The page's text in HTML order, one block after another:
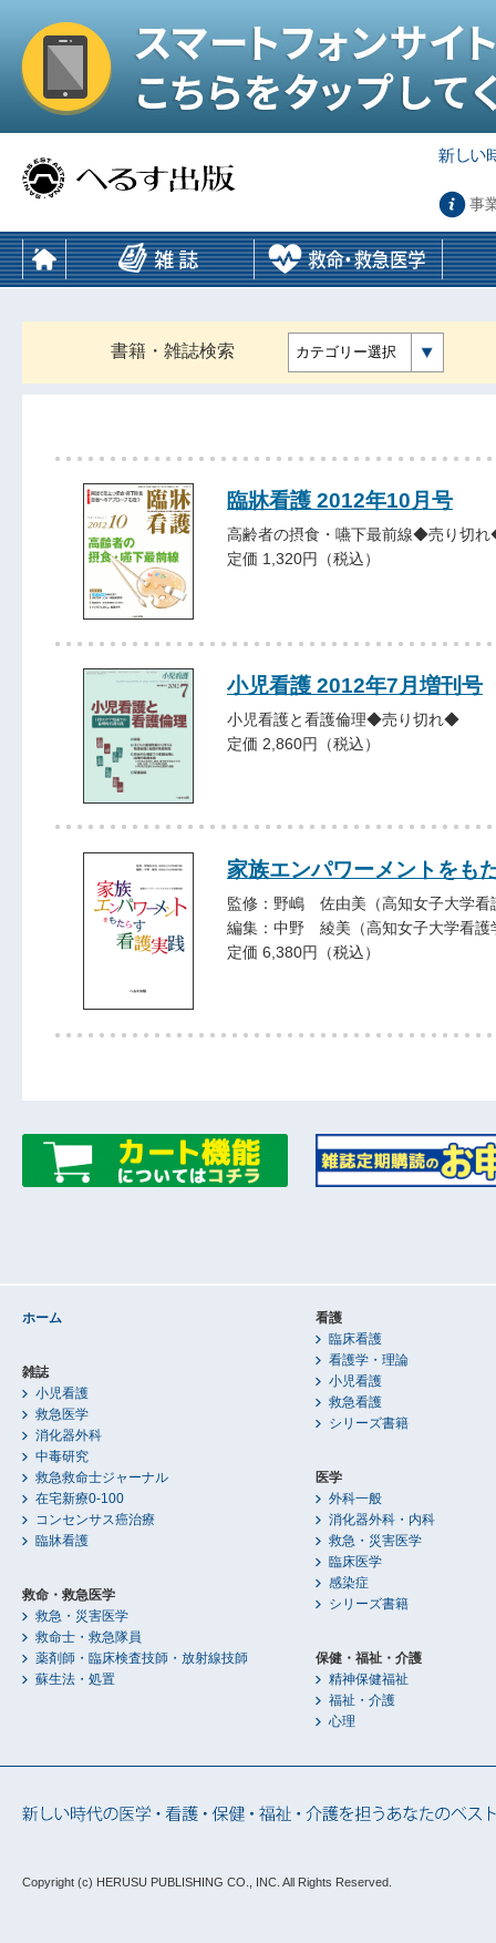
事
書籍・雑誌検索 カテゴリー選択
臨牀看護 2012年10月号
高齢者の摂食・嚥下最前線◆売り切
定価 1,320円（税込）
小児看護 2012年7月増刊号
小児看護と看護倫理◆売り切れ◆
定価 2,860円（税込）
家族エンパワーメントを
監修：野嶋 佐由美（高知女子大学看
編集：中野 綾美（高知女子大学看護
定価 6,380円（税込）
ホーム
雑誌
小児看護
救急医学
消化器外科
中毒研究
救急救命士ジャーナル
在宅新療0-100
コンセンサス癌治療
臨牀看護
救命・救急医学
救急・災害医学
救命士・救急隊員
薬剤師・臨床検査技師・放射線技師
蘇生法・処置
看護
臨床看護
看護学・理論
小児看護
救急看護
シリーズ書籍
医学
外科一般
消化器外科・内科
救急・災害医学
臨床医学
感染症
シリーズ書籍
保健・福祉・介護
精神保健福祉
福祉・介護
心理
Copyright (c) HERUSU PUBLISHING CO., INC. All Rights Reserved.